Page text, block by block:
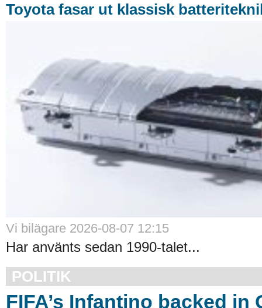
Toyota fasar ut klassisk
Vi bilägare 2026-08-07 12:15
Har använts sedan 1990-talet...
POLITIK
FIFA’s Infantino backed in